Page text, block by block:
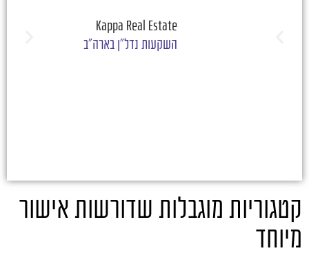
Kappa Real Estate
השקעות נדל"ן בארה"ב
קטגוריות מוגבלות שדורשות אישור
מיוחד